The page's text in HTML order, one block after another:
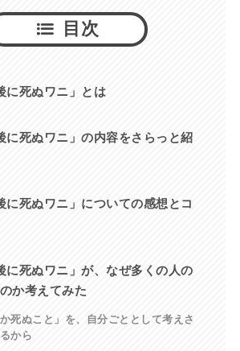
目次
に死ぬワニ」とは
に死ぬワニ」の内容をさらっと紹
に死ぬワニ」についての感想とコ
に死ぬワニ」が、なぜ多くの人の
か考えてみた
か死ぬこと」を、自分ごととして考えさ
から